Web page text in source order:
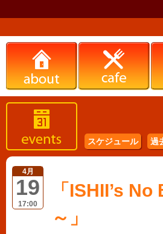
スケジュール 過
4月
19
17:00
「ISHII’s
～」